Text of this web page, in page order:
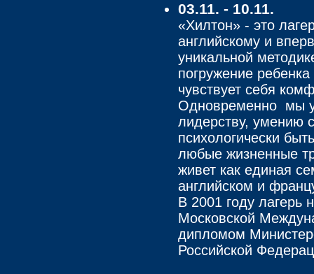
03.11. - 10.11.
«Хилтон» - это
английскому и
уникальной
погружение
чувствует себя
Одновременно мы
лидерству, умению
психологически
любые жизненные
живет как единая
английском и
В 2001 году лагерь
Московской
дипломом
Российской